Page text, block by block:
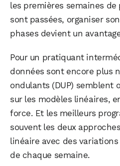
les premières semaines de
sont passées, organiser
phases devient un
Pour un pratiquant
données sont encore plus
ondulants (DUP) semblent
sur les modèles linéaires,
force. Et les meilleurs
souvent les deux
linéaire avec des
de chaque semaine.